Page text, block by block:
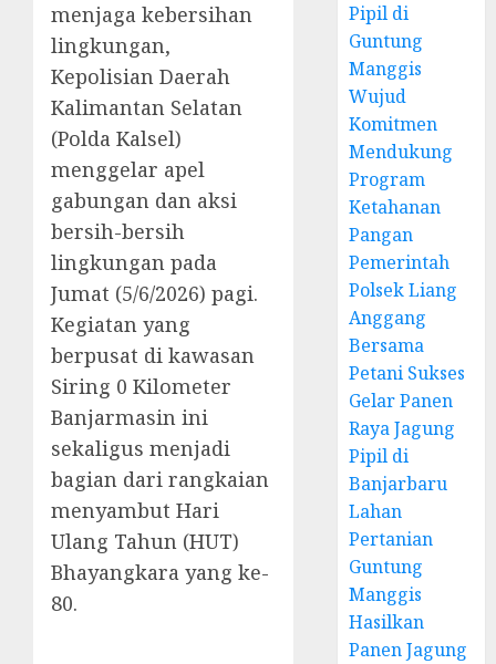
menjaga kebersihan
lingkungan,
Kepolisian Daerah
Kalimantan Selatan
(Polda Kalsel)
menggelar apel
gabungan dan aksi
bersih-bersih
lingkungan pada
Jumat (5/6/2026) pagi.
Kegiatan yang
berpusat di kawasan
Siring 0 Kilometer
Banjarmasin ini
sekaligus menjadi
bagian dari rangkaian
menyambut Hari
Ulang Tahun (HUT)
Bhayangkara yang ke-
80.
Pipil di
Guntung
Manggis
Wujud
Komitmen
Mendukung
Program
Ketahanan
Pangan
Pemerintah
Polsek Liang
Anggang
Bersama
Petani Sukses
Gelar Panen
Raya Jagung
Pipil di
Banjarbaru
Lahan
Pertanian
Guntung
Manggis
Hasilkan
Panen Jagung